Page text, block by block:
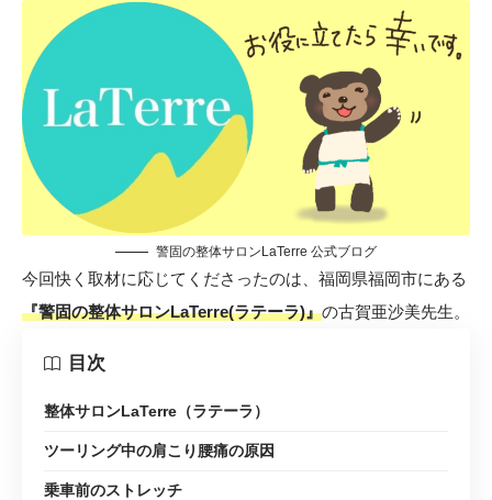
警固の整体サロンLaTerre 公式ブログ
今回快く取材に応じてくださったのは、福岡県福岡市にある
『警固の整体サロンLaTerre(ラテーラ)』の古賀亜沙美先生。
目次
整体サロンLaTerre（ラテーラ）
ツーリング中の肩こり腰痛の原因
乗車前のストレッチ